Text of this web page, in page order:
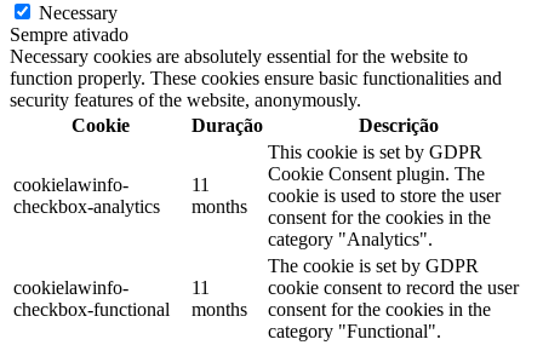
Necessary
Sempre ativado
Necessary cookies are absolutely essential for the website to
function properly. These cookies ensure basic functionalities and
security features of the website, anonymously.
Cookie
Duração Descrição
cookielawinfo-
checkbox-analytics
11
months
This cookie is set by GDPR
Cookie Consent plugin. The
cookie is used to store the user
consent for the cookies in the
category "Analytics".
cookielawinfo-
checkbox-functional
11
months
The cookie is set by GDPR
cookie consent to record the user
consent for the cookies in the
category "Functional".